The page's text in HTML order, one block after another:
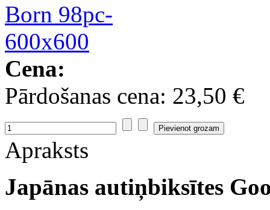
Cena:
Pārdošanas cena: 23,50 €
Apraksts
Japānas autiņbiksītes